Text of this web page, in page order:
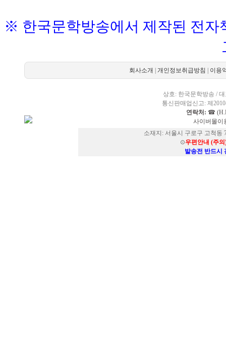
※ 한국문학방송에서 제작된 전자
회사소개 개인정보취급방침 이용
상호: 한국문학방송 /
통신판매업신고: 제
연락처: ☎
사이버몰이
소재지: 서울시 구로구 고척동
⊙우편안내 (주
발송전 반드시